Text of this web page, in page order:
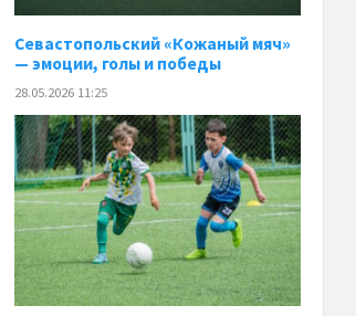
️Севастопольский «Кожаный мяч»
— эмоции, голы и победы
28.05.2026 11:25